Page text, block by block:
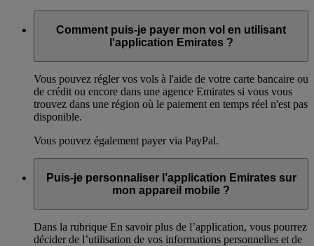
Comment puis-je payer mon vol en utilisant
l'application Emirates ?
Vous pouvez régler vos vols à l'aide de votre carte bancaire ou
de crédit ou encore dans une agence Emirates si vous vous
trouvez dans une région où le paiement en temps réel n'est pas
disponible.
Vous pouvez également payer via PayPal.
Puis-je personnaliser l’application Emirates sur
mon appareil mobile ?
Dans la rubrique En savoir plus de l’application, vous pourrez
décider de l’utilisation de vos informations personnelles et de